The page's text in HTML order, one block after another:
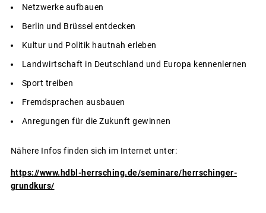
Netzwerke aufbauen
Berlin und Brüssel entdecken
Kultur und Politik hautnah erleben
Landwirtschaft in Deutschland und Europa kennenlernen
Sport treiben
Fremdsprachen ausbauen
Anregungen für die Zukunft gewinnen
Nähere Infos finden sich im Internet unter:
https://www.hdbl-herrsching.de/seminare/herrschinger-
grundkurs/